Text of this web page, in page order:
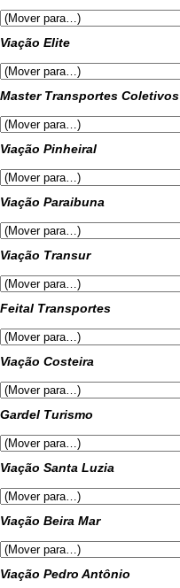
Viação Elite
Master Transportes Coletivos
Viação Pinheiral
Viação Paraibuna
Viação Transur
Feital Transportes
Viação Costeira
Gardel Turismo
Viação Santa Luzia
Viação Beira Mar
Viação Pedro Antônio